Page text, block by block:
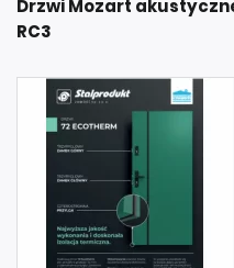
Drzwi Mozart
RC3